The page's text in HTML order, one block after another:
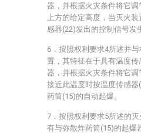
器，并根据火灾条件将它
上方的给定高度，当灭火
感器(22)发出的控制信号发
6．按照权利要求4所述并
置，其特征在于具有温度
器，并根据火灾条件将它
接近此温度时按温度传感
药筒(15)的自动起爆。
7．按照权利要求5所述的
有与弥散炸药筒(15)的起爆